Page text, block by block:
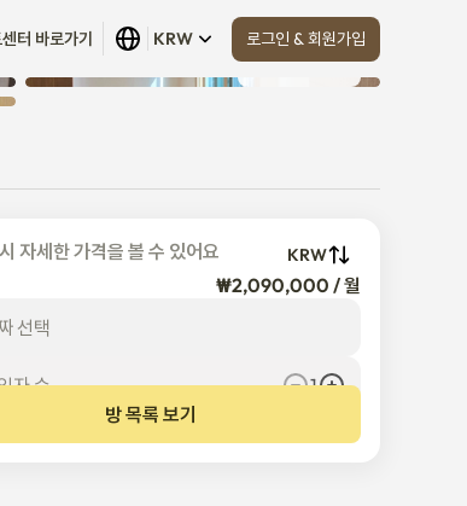
터 바로가기 KRW 로그인 & 회원가입
모두 보기 (4)
자세한 가격을 볼 수 있어요 KRW
₩2,090,000 / 월
선택
자 수
1
방 목록 보기